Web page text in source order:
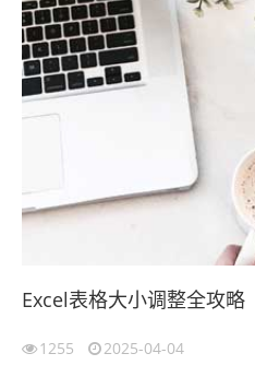
Excel表格大小调整全攻略
1255 2025-04-04